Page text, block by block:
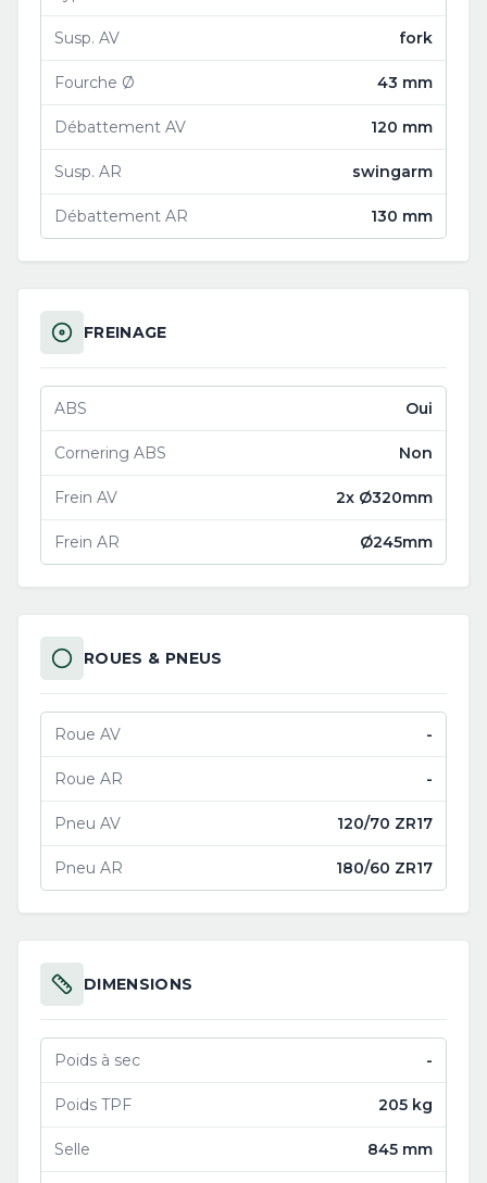
Susp. AV fork
Fourche Ø 43 mm
Débattement AV 120 mm
Susp. AR swingarm
Débattement AR 130 mm
FREINAGE
ABS Oui
Cornering ABS Non
Frein AV 2x Ø320mm
Frein AR Ø245mm
ROUES & PNEUS
Roue AV -
Roue AR -
Pneu AV 120/70 ZR17
Pneu AR 180/60 ZR17
DIMENSIONS
Poids à sec -
Poids TPF 205 kg
Selle 845 mm